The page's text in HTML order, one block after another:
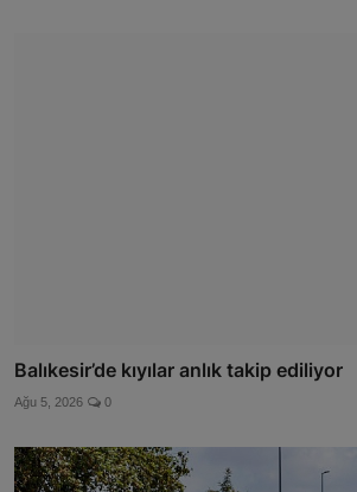
Balıkesir’de kıyılar anlık takip ediliyor
Ağu 5, 2026 0